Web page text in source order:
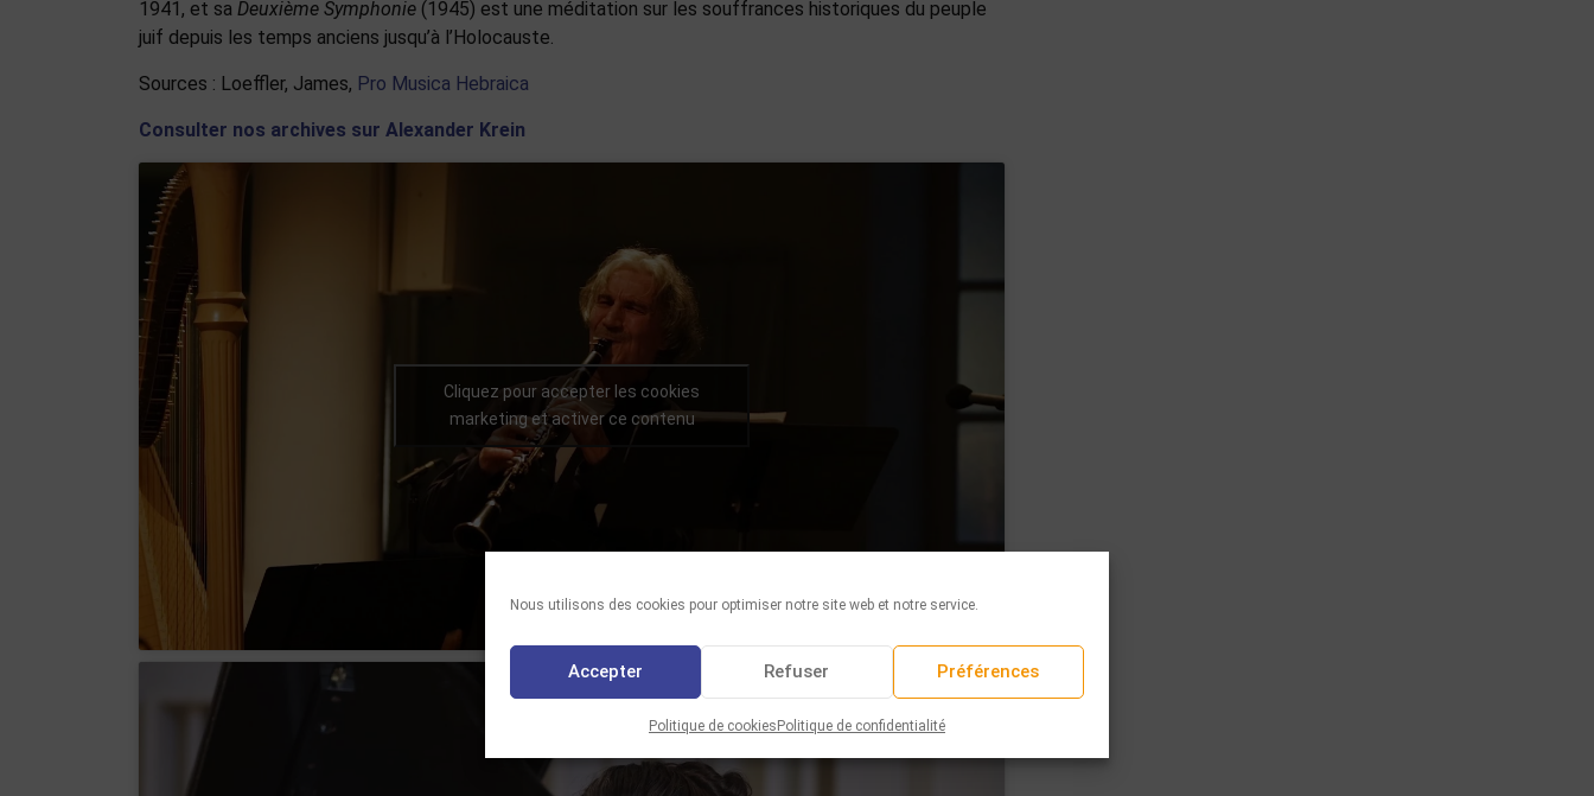
Nous utilisons des cookies pour optimiser notre site web et notre service.
Accepter Refuser Préférences
Politique de cookiesPolitique de confidentialité
1941, et sa Deuxième Symphonie (1945) est une méditation sur les souffrances historiques du peuple
juif depuis les temps anciens jusqu’à l’Holocauste.
Sources : Loeffler, James, Pro Musica Hebraica
Consulter nos archives sur Alexander Krein
Cliquez pour accepter les cookies
marketing et activer ce contenu